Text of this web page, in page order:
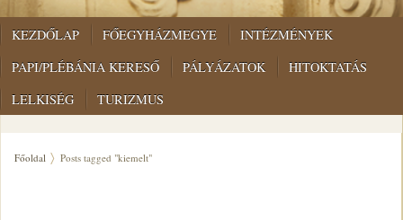
KEZDŐLAP FŐEGYHÁZMEGYE
INTÉZMÉNYEK
PAPI/PLÉBÁNIA KERESŐ
PÁLYÁZATOK
HITOKTATÁS
LELKISÉG
TURIZMUS
Főoldal Posts tagged "kiemelt"